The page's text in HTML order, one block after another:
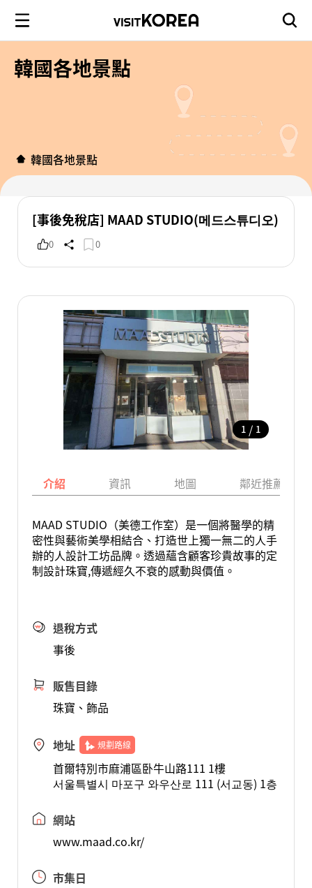
韓國各地景點
韓國各地景點
[事後免稅店] MAAD STUDIO(메드스튜디오)
0 0
1 / 1
介紹 資訊 地圖 鄰近推薦景點
MAAD STUDIO（美德工作室）是一個將醫學的精
密性與藝術美學相結合、打造世上獨一無二的人手
辦的人設計工坊品牌。透過蘊含顧客珍貴故事的定
制設計珠寶,傳遞經久不衰的感動與價值。
退稅方式
事後
販售目錄
珠寶、飾品
地址 規劃路線
首爾特別市麻浦區卧牛山路111 1樓
서울특별시 마포구 와우산로 111 (서교동) 1층
網站
www.maad.co.kr/
市集日